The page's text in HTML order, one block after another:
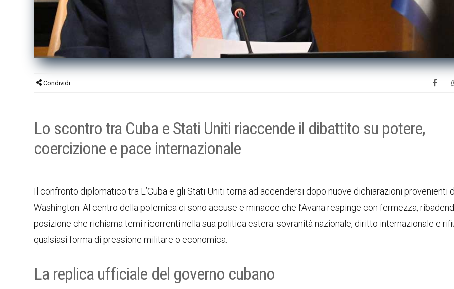
Condividi
Lo scontro tra Cuba e Stati Uniti riaccende il dibattito su potere,
coercizione e pace internazionale
Il confronto diplomatico tra L’Cuba e gli Stati Uniti torna ad accendersi dopo nuove dichiarazioni provenienti
Washington. Al centro della polemica ci sono accuse e minacce che l’Avana respinge con fermezza,
posizione che richiama temi ricorrenti nella sua politica estera: sovranità nazionale, diritto internazionale e
qualsiasi forma di pressione militare o economica.
La replica ufficiale del governo cubano